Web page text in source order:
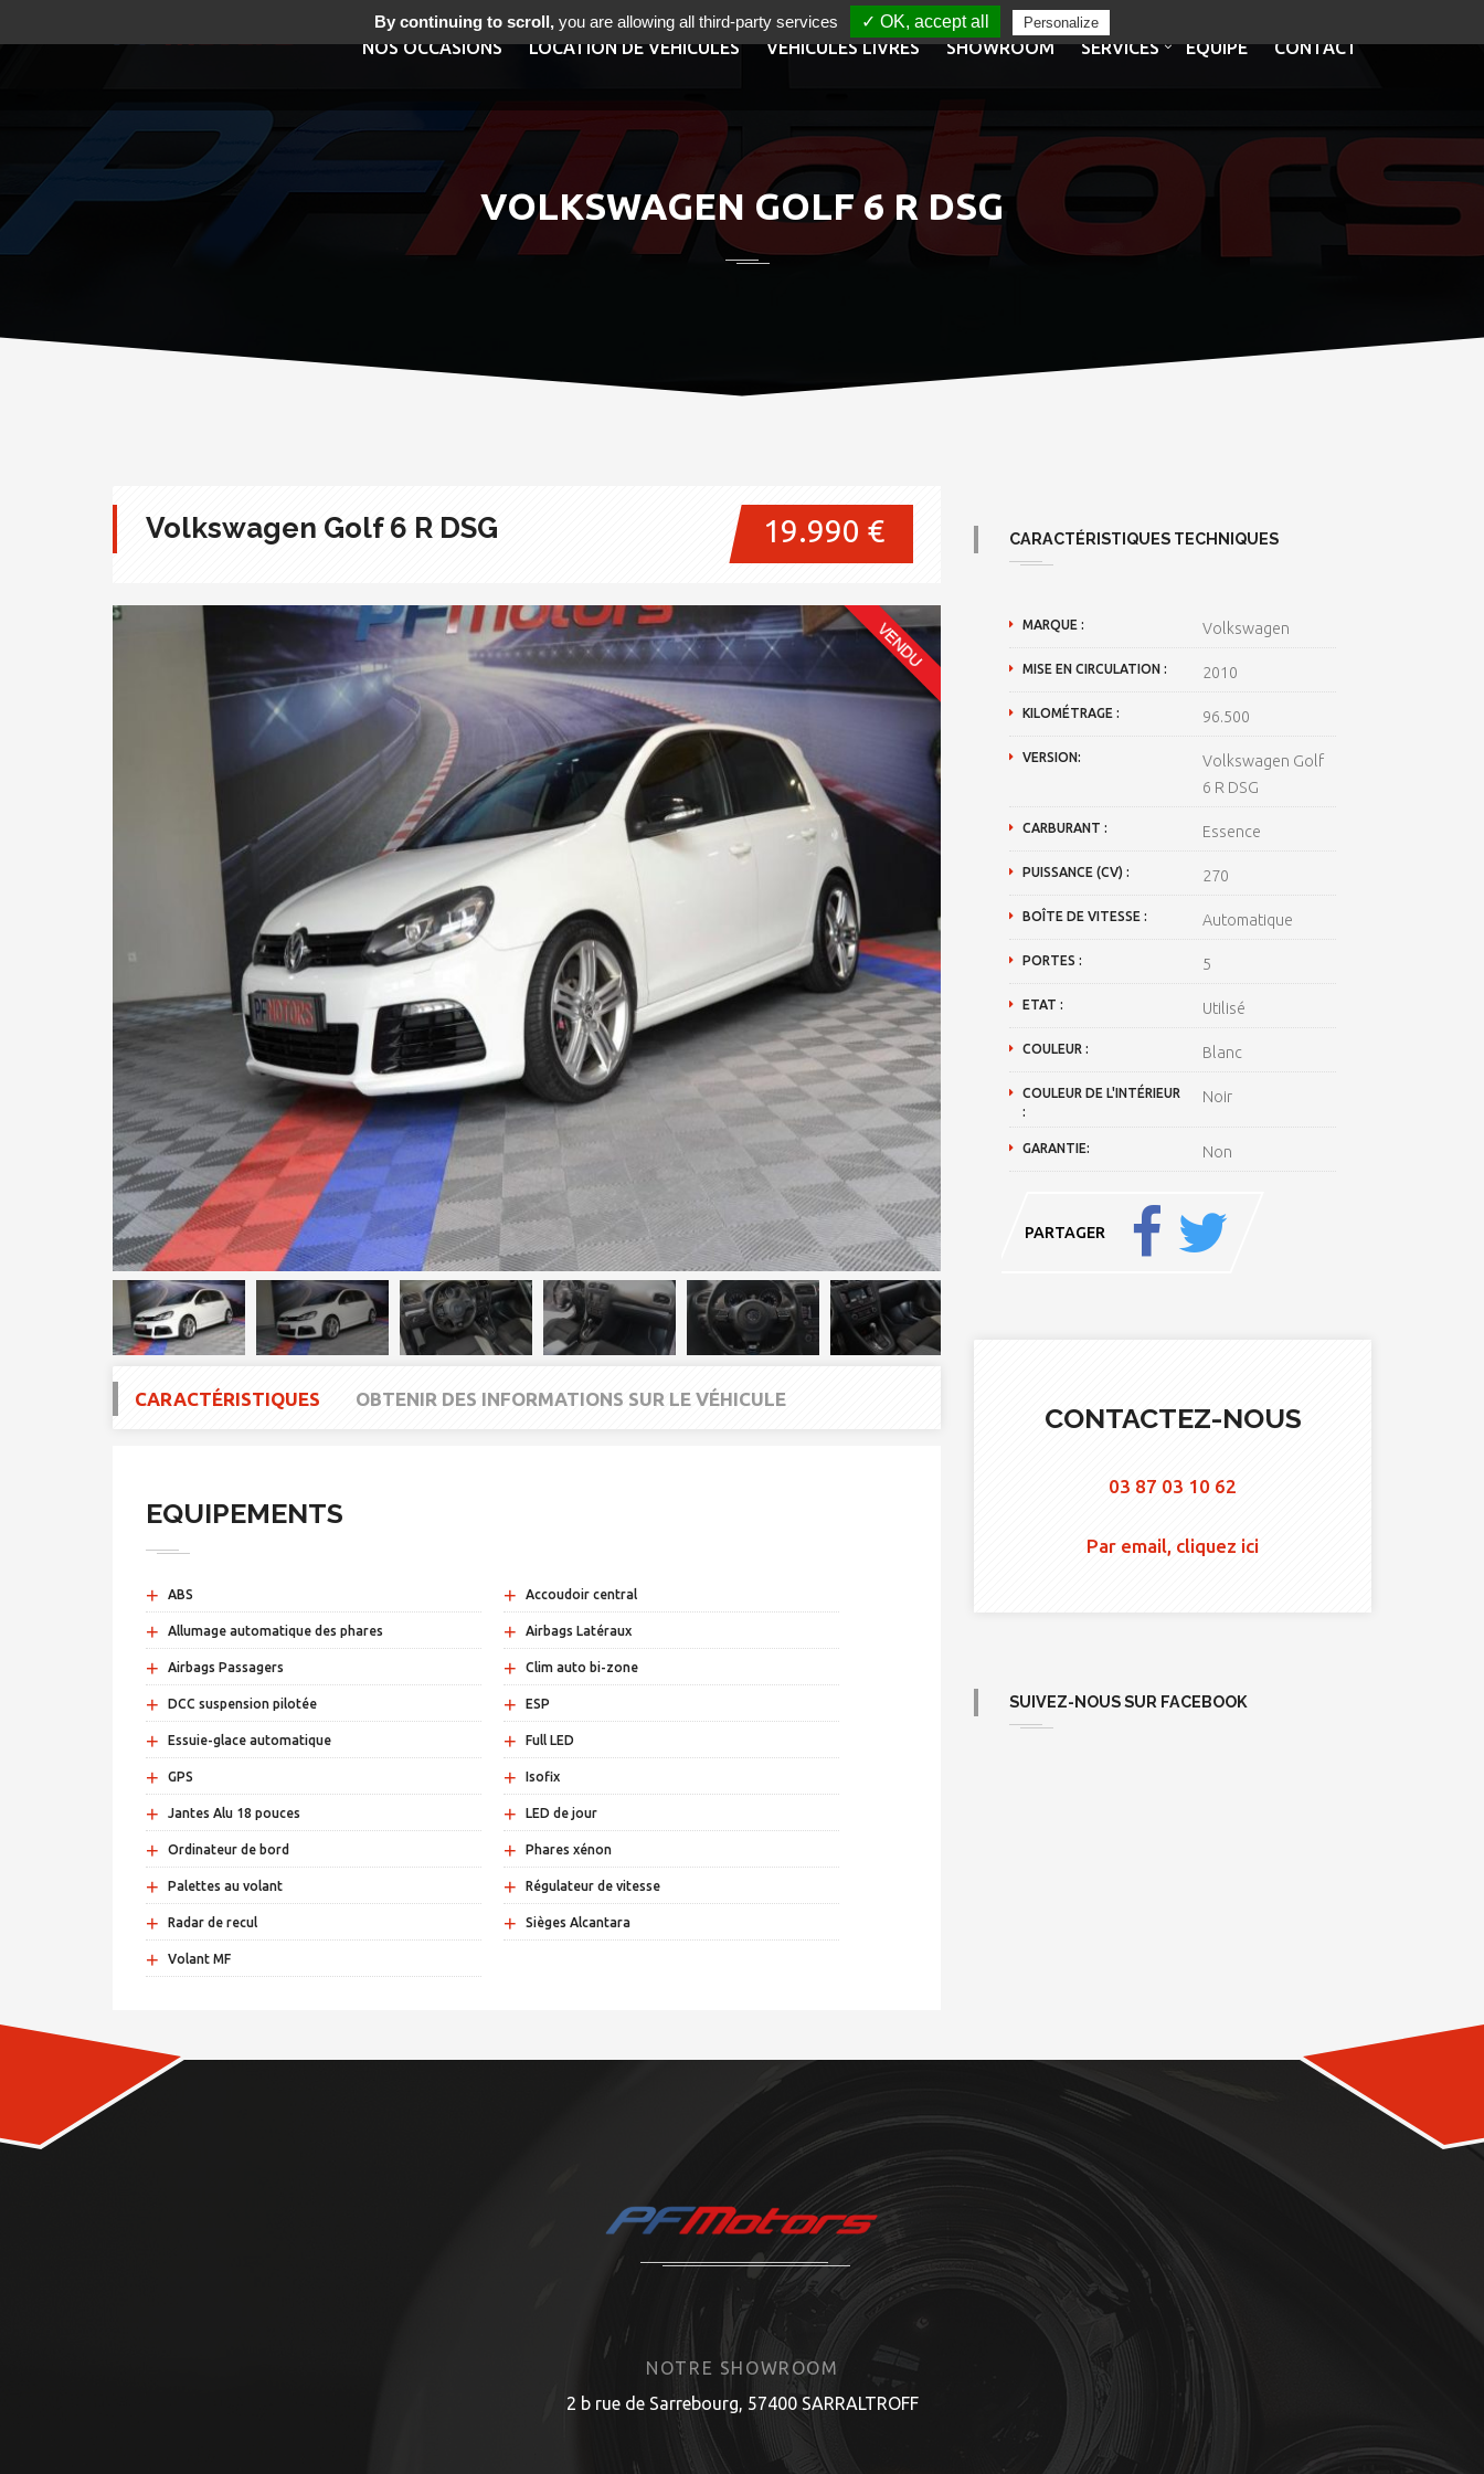
NOS OCCASIONS LOCATION DE VÉHICULES VÉHICULES LIVRÉS SHOWROOM SERVICES EQUIPE CONTACT
VOLKSWAGEN GOLF 6 R DSG
Volkswagen Golf 6 R DSG 19.990 €
CARACTÉRISTIQUES OBTENIR DES INFORMATIONS SUR LE VÉHICULE
EQUIPEMENTS
+ ABS + Accoudoir central
+ Allumage automatique des phares + Airbags Latéraux
+ Airbags Passagers + Clim auto bi-zone
+ DCC suspension pilotée + ESP
+ Essuie-glace automatique + Full LED
+ GPS + Isofix
+ Jantes Alu 18 pouces + LED de jour
+ Ordinateur de bord + Phares xénon
+ Palettes au volant + Régulateur de vitesse
+ Radar de recul + Sièges Alcantara
+ Volant MF
CARACTÉRISTIQUES TECHNIQUES
MARQUE : Volkswagen
MISE EN CIRCULATION : 2010
KILOMÉTRAGE : 96.500
VERSION:
Volkswagen Golf
6 R DSG
CARBURANT : Essence
PUISSANCE (CV) : 270
BOÎTE DE VITESSE : Automatique
PORTES : 5
ETAT : Utilisé
COULEUR : Blanc
COULEUR DE L'INTÉRIEUR
:
Noir
GARANTIE: Non
PARTAGER
CONTACTEZ-NOUS
03 87 03 10 62
Par email, cliquez ici
SUIVEZ-NOUS SUR FACEBOOK
NOTRE SHOWROOM
2 b rue de Sarrebourg, 57400 SARRALTROFF
By continuing to scroll,you are allowing all third-party services ✓ OK, accept all Personalize